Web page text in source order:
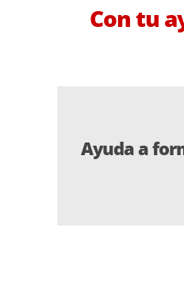
Con tu
Ayuda a